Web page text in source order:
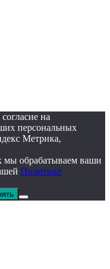
на
персональных
Метрика,
мы обрабатываем ваши
Политике